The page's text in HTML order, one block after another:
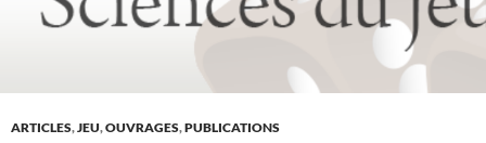
ARTICLES,JEU,OUVRAGES,PUBLICATIONS